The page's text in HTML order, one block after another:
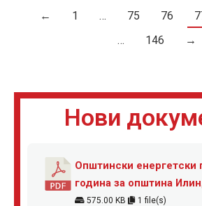
← 1 … 75 76
…
146 →
Нови
Општински енергетски
година за општина
575.00 KB 1 file(s)